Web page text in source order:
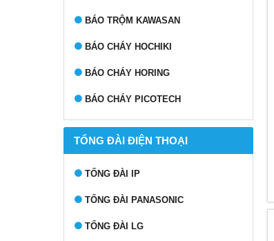
BÁO TRỘM KAWASAN
BÁO CHÁY HOCHIKI
BÁO CHÁY HORING
BÁO CHÁY PICOTECH
TỔNG ĐÀI ĐIỆN THOẠI
TỔNG ĐÀI IP
TỔNG ĐÀI PANASONIC
TỔNG ĐÀI LG